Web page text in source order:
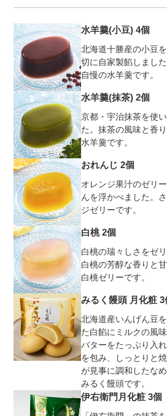
水羊羹(小豆) 4個
北海道十勝産の小豆
切に自家製餡しまし
自慢の水羊羹です。
水羊羹(抹茶) 2個
京都・宇治抹茶を使
た。抹茶の風味と香
水羊羹です。
おれんじ 2個
オレンジ果汁のゼリ
んを浮かべました。
ジゼリーです。
白桃 2個
白桃の瑞々しさをゼ
白桃の芳醇な香りと
白桃ゼリーです。
みるく饅頭 月化粧 3
北海道産いんげん豆
た白餡にミルクの風
バターをたっぷり入
を包み、しっとりと
が見事に調和したな
みるく饅頭です。
伊右衛門月化粧 3個